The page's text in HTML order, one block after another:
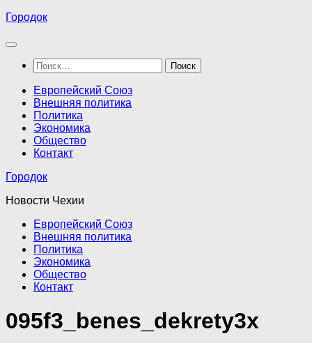
Перейти
содержимому
Городок
Найти:
Европейский Союз
Внешняя политика
Политика
Экономика
Общество
Контакт
Городок
Новости Чехии
Европейский Союз
Внешняя политика
Политика
Экономика
Общество
Контакт
095f3_benes_dekrety3x